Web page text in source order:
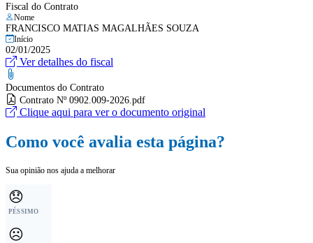
Fiscal do Contrato
Nome
FRANCISCO MATIAS MAGALHÃES SOUZA
Início
02/01/2025
Ver detalhes do fiscal
Documentos do Contrato
Contrato Nº 0902.009-2026.pdf
Clique aqui para ver o documento original
Como você avalia esta página?
Sua opinião nos ajuda a melhorar
😞
PÉSSIMO
☹️